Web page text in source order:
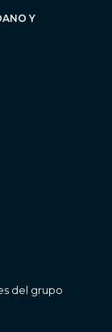
Y
del grupo